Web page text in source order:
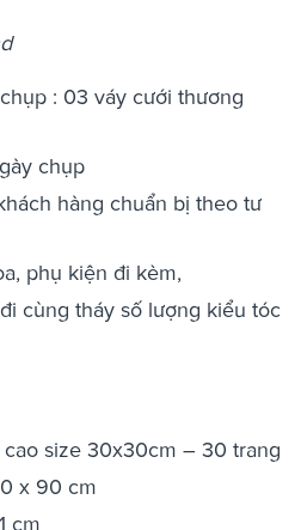
: 03 váy cưới thương
chụp
hàng chuẩn bị theo tư
phụ kiện đi kèm,
cùng tháy số lượng kiểu tóc
size 30x30cm – 30 trang
x 90 cm
cm